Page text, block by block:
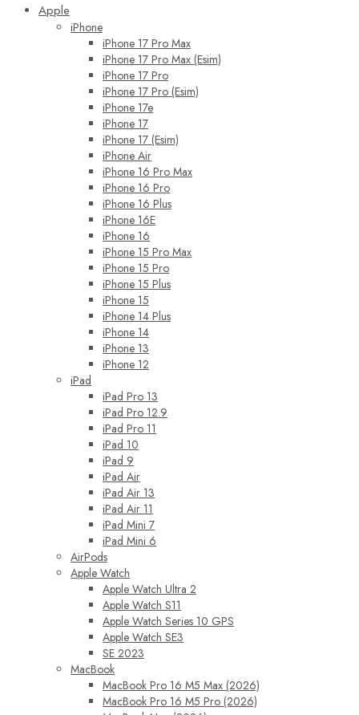
Apple
iPhone
iPhone 17 Pro Max
iPhone 17 Pro Max (Esim)
iPhone 17 Pro
iPhone 17 Pro (Esim)
iPhone 17e
iPhone 17
iPhone 17 (Esim)
iPhone Air
iPhone 16 Pro Max
iPhone 16 Pro
iPhone 16 Plus
iPhone 16E
iPhone 16
iPhone 15 Pro Max
iPhone 15 Pro
iPhone 15 Plus
iPhone 15
iPhone 14 Plus
iPhone 14
iPhone 13
iPhone 12
iPad
iPad Pro 13
iPad Pro 12.9
iPad Pro 11
iPad 10
iPad 9
iPad Air
iPad Air 13
iPad Air 11
iPad Mini 7
iPad Mini 6
AirPods
Apple Watch
Apple Watch Ultra 2
Apple Watch S11
Apple Watch Series 10 GPS
Apple Watch SE3
SE 2023
MacBook
MacBook Pro 16 M5 Max (2026)
MacBook Pro 16 M5 Pro (2026)